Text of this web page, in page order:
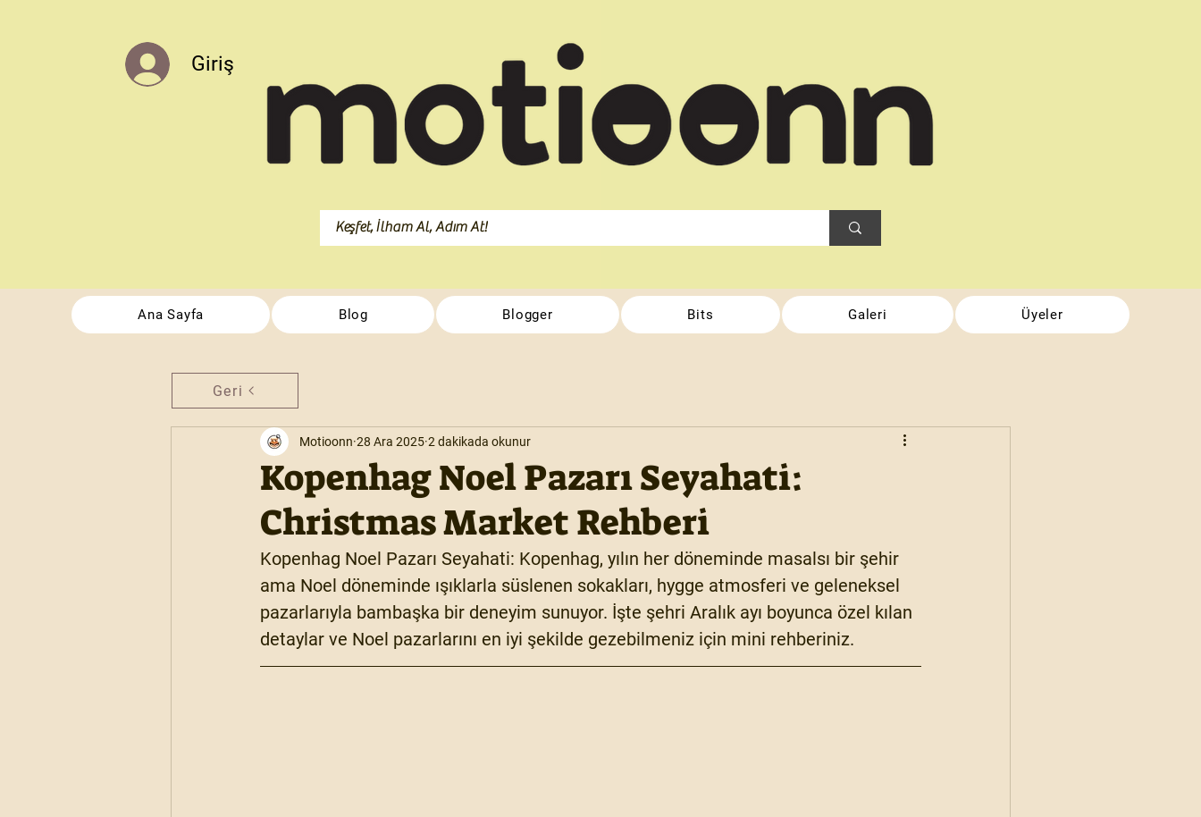
Giriş
Ana Sayfa Blog Blogger Bits Galeri Üyeler
Geri
Kopenhag Noel Pazarı Seyahati:
Christmas Market Rehberi
Motioonn 28 Ara 2025 2 dakikada okunur
Kopenhag Noel Pazarı Seyahati: Kopenhag, yılın her döneminde masalsı bir şehir
ama Noel döneminde ışıklarla süslenen sokakları, hygge atmosferi ve geleneksel
pazarlarıyla bambaşka bir deneyim sunuyor. İşte şehri Aralık ayı boyunca özel kılan
detaylar ve Noel pazarlarını en iyi şekilde gezebilmeniz için mini rehberiniz.